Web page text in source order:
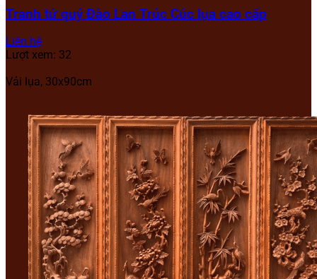
Tranh tứ quý Đào Lan Trúc Cúc lụa cao cấp
Liên hệ
Lượt xem: 32
Vải lụa, 30x90cm